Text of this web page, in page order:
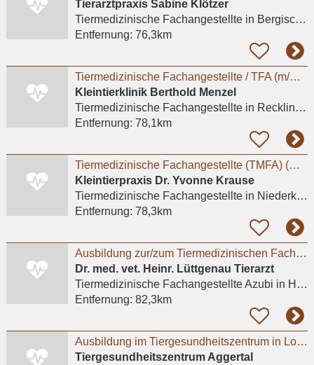
Tierarztpraxis Sabine Klötzer
Tiermedizinische Fachangestelltein Bergisch Gladbach, Bensberg
Entfernung: 76,3km
Tiermedizinische Fachangestellte / TFA (m/w/d) für die Anmeldung - Recklinghausen
Kleintierklinik Berthold Menzel
Tiermedizinische Fachangestelltein Recklinghausen
Entfernung: 78,1km
Tiermedizinische Fachangestellte (TMFA) (m/w/d) in Voll- oder Teilzeit gesucht
Kleintierpraxis Dr. Yvonne Krause
Tiermedizinische Fachangestelltein Niederkassel
Entfernung: 78,3km
Ausbildung zur/zum Tiermedizinischen Fachangestellten (TFA) (m/w/d)
Dr. med. vet. Heinr. Lüttgenau Tierarzt
Tiermedizinische Fachangestellte Azubi in Hückeswagen
Entfernung: 82,3km
Ausbildung im Tiergesundheitszentrum in Lohmar m/w/d
Tiergesundheitszentrum Aggertal